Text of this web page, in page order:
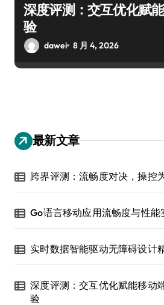
深度评测：交互优化赋
验
dawei 8 月 4, 2026
最新文章
跨界评测：流畅度对决，操控
Go语言移动应用流畅度与性能
实时数据智能驱动无障碍设计
深度评测：交互优化赋能移动
验